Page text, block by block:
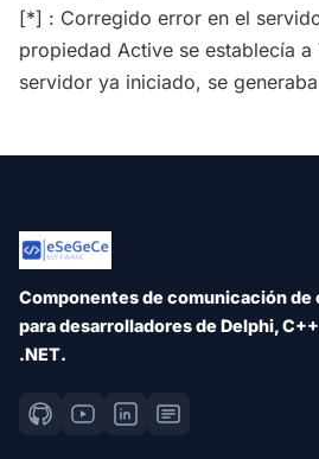
[*] : Corregido error en el
propiedad Active se establecía a
servidor ya iniciado, se
Componentes de comunicación de
para desarrolladores de Delphi,
.NET.